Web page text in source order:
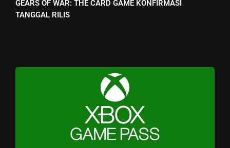
GEARS OF WAR: THE CARD GAME KONFIRMASI
TANGGAL RILIS